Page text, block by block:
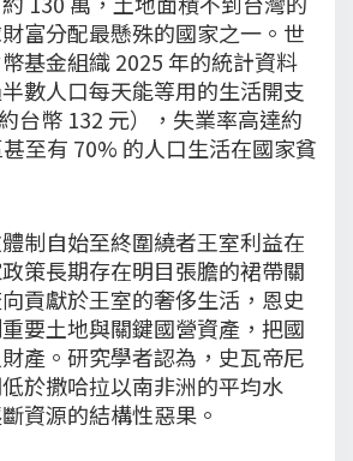
富分配最懸殊的國家之一。世
基金組織 2025 年的統計資料
數人口每天能等用的生活開支
台幣 132 元），失業率高達約
至有 70% 的人口生活在國家貧
制自始至終圍繞者王室利益在
策長期存在明目張膽的裙帶關
貢獻於王室的奢侈生活，恩史
要土地與關鍵國營資產，把國
產。研究學者認為，史瓦帝尼
於撒哈拉以南非洲的平均水
資源的結構性惡果。